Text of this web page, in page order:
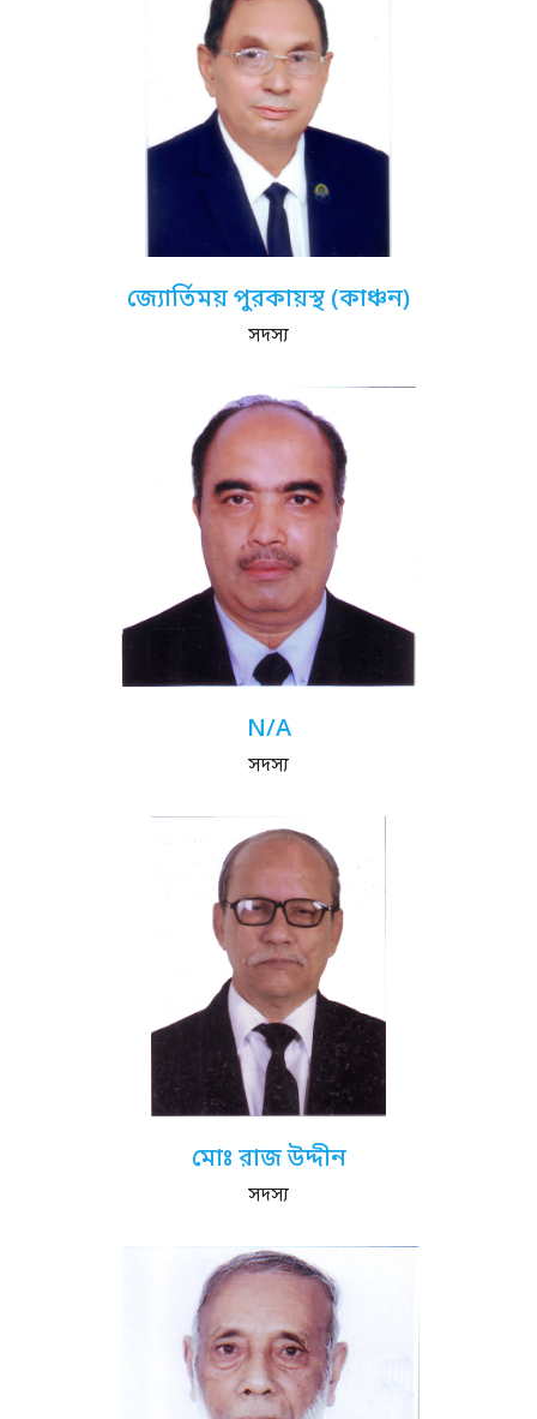
জ্যোর্তিময় পুরকায়স্থ (কাঞ্চন)
সদস্য
N/A
সদস্য
মোঃ রাজ উদ্দীন
সদস্য